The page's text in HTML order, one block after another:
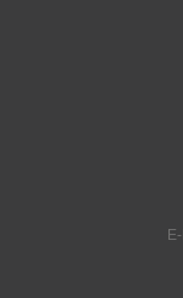
120,00